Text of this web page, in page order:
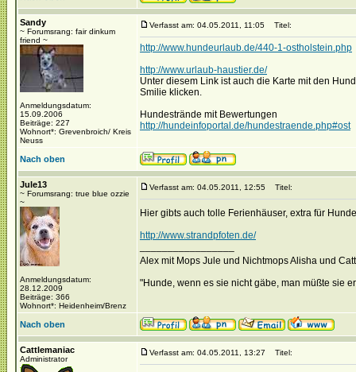
Sandy
~ Forumsrang: fair dinkum
friend ~
Anmeldungsdatum:
15.09.2006
Beiträge: 227
Wohnort*: Grevenbroich/ Kreis
Neuss
Verfasst am: 04.05.2011, 11:05 Titel:
http://www.hundeurlaub.de/440-1-ostholstein.php
http://www.urlaub-haustier.de/
Unter diesem Link ist auch die Karte mit den
Smilie klicken.
Hundestrände mit Bewertungen
http://hundeinfoportal.de/hundestraende.php#ost
Nach oben
Jule13
~ Forumsrang: true blue ozzie
~
Anmeldungsdatum:
28.12.2009
Beiträge: 366
Wohnort*: Heidenheim/Brenz
Verfasst am: 04.05.2011, 12:55 Titel:
Hier gibts auch tolle Ferienhäuser, extra für
http://www.strandpfoten.de/
Alex mit Mops Jule und Nichtmops Alisha und
"Hunde, wenn es sie nicht gäbe, man müßte sie
Nach oben
Cattlemaniac
Administrator
Verfasst am: 04.05.2011, 13:27 Titel: